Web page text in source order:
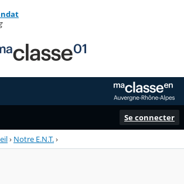
Se connecter
› Notre E.N.T.›